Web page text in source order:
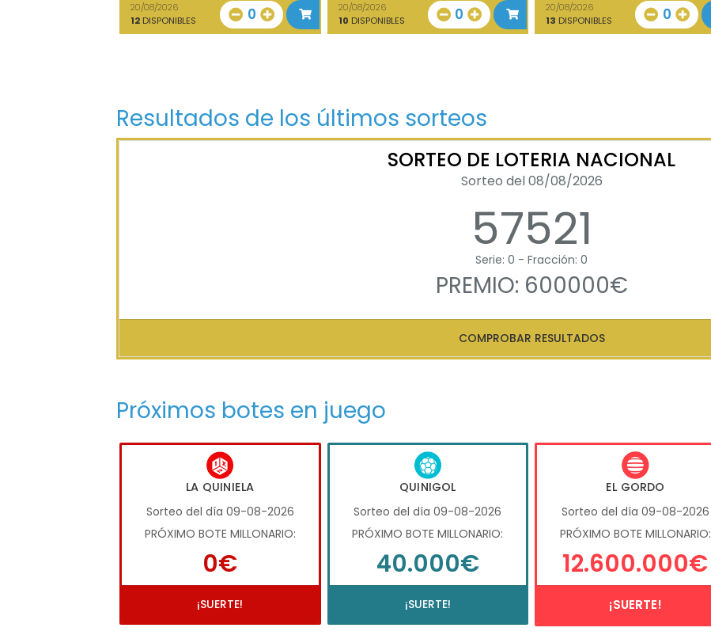
20/08/2026
12 DISPONIBLES 0
20/08/2026
10 DISPONIBLES 0
20/08/2026
13 DISPONIBLES 0
Resultados de los últimos sorteos
SORTEO DE LOTERIA NACIONAL
Sorteo del 08/08/2026
57521
Serie: 0 - Fracción: 0
PREMIO: 600000€
COMPROBAR RESULTADOS
Próximos botes en juego
LA QUINIELA
Sorteo del día 09-08-2026
PRÓXIMO BOTE MILLONARIO:
0€
¡SUERTE!
QUINIGOL
Sorteo del día 09-08-2026
PRÓXIMO BOTE MILLONARIO:
40.000€
¡SUERTE!
EL GORDO
Sorteo del día 09-08-2026
PRÓXIMO BOTE MILLONARIO:
12.600.000€
¡SUERTE!